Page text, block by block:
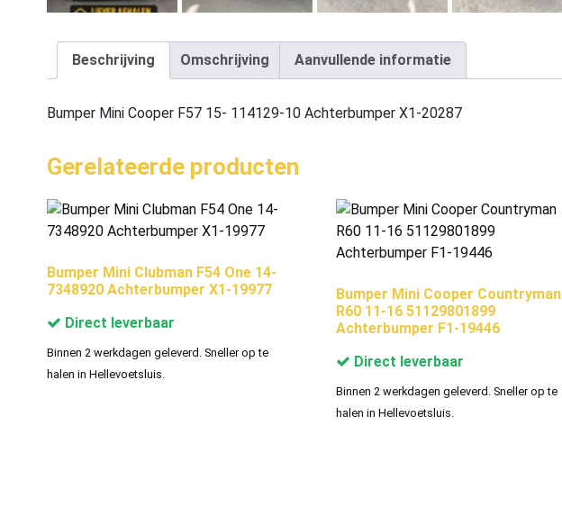
Beschrijving Omschrijving Aanvullende informatie
Bumper Mini Cooper F57 15- 114129-10 Achterbumper X1-20287
Gerelateerde producten
Bumper Mini Clubman F54 One 14-
7348920 Achterbumper X1-19977
Direct leverbaar
Binnen 2 werkdagen geleverd. Sneller op te
halen in Hellevoetsluis.
Bumper Mini Cooper Countryman
R60 11-16 51129801899
Achterbumper F1-19446
Direct leverbaar
Binnen 2 werkdagen geleverd. Sneller op te
halen in Hellevoetsluis.